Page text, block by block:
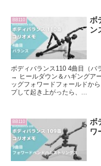
BB110
ボ
ン
ボディバランス110 4曲目（バ
→ ヒールダウン＆ハギングア
ッグフォワードフォールドか
プして起き上がったら、...
BB110
ボ
ワ